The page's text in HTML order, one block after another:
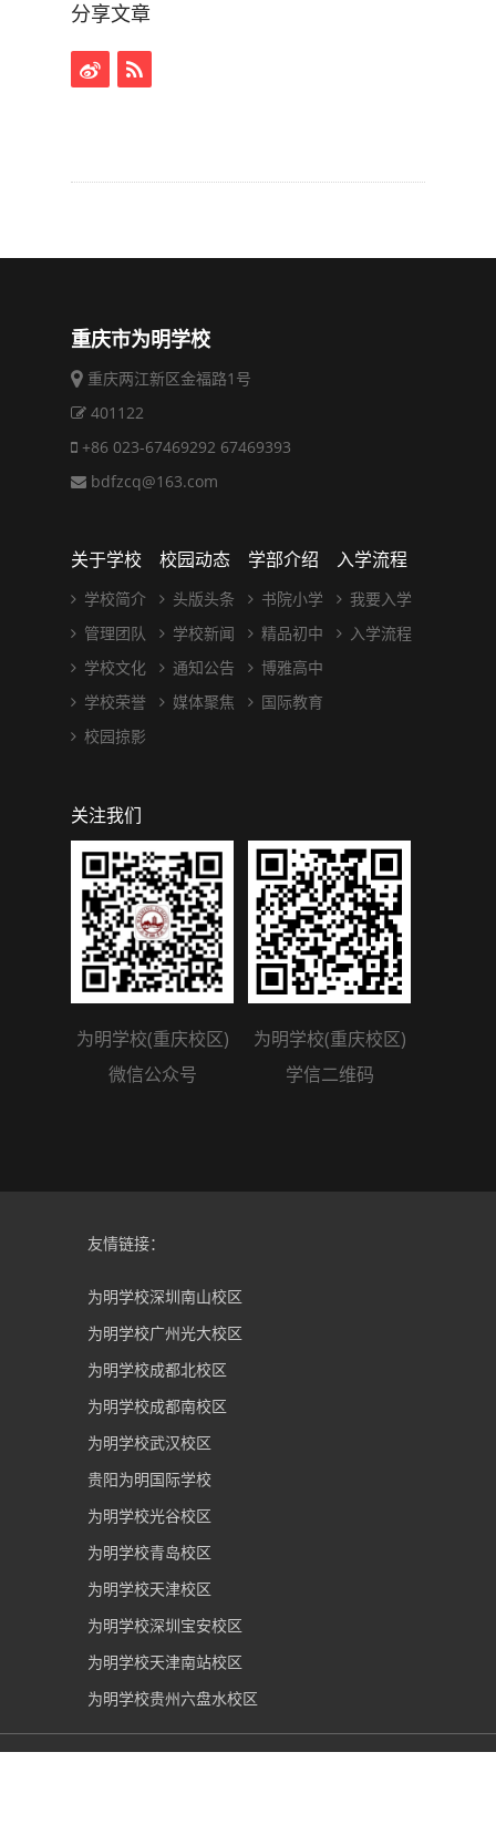
分享文章
重庆市为明学校
重庆两江新区金福路1号
401122
+86 023-67469292 67469393
bdfzcq@163.com
关于学校
学校简介
管理团队
学校文化
学校荣誉
校园掠影
校园动态
头版头条
学校新闻
通知公告
媒体聚焦
学部介绍
书院小学
精品初中
博雅高中
国际教育
入学流程
我要入学
入学流程
关注我们
为明学校(重庆校区)
微信公众号
为明学校(重庆校区)
学信二维码
友情链接：
为明学校深圳南山校区
为明学校广州光大校区
为明学校成都北校区
为明学校成都南校区
为明学校武汉校区
贵阳为明国际学校
为明学校光谷校区
为明学校青岛校区
为明学校天津校区
为明学校深圳宝安校区
为明学校天津南站校区
为明学校贵州六盘水校区